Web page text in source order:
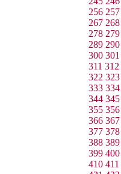
256 257
267 268
278 279
289 290
300 301
311 312
322 323
333 334
344 345
355 356
366 367
377 378
388 389
399 400
410 411